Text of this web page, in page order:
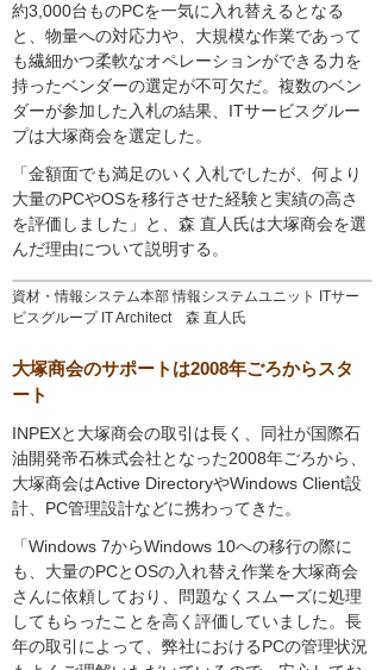
資材・情報システム本部 情報システムユニット ITサー
ビスグループ IT Architect 森 直人氏
約3,000台ものPCを一気に入れ替えるとなる
と、物量への対応力や、大規模な作業であって
も繊細かつ柔軟なオペレーションができる力を
持ったベンダーの選定が不可欠だ。複数のベン
ダーが参加した入札の結果、ITサービスグルー
プは大塚商会を選定した。
「金額面でも満足のいく入札でしたが、何より
大量のPCやOSを移行させた経験と実績の高さ
を評価しました」と、森 直人氏は大塚商会を選
んだ理由について説明する。
大塚商会のサポートは2008年ごろからスタ
ート
INPEXと大塚商会の取引は長く、同社が国際石
油開発帝石株式会社となった2008年ごろから、
大塚商会はActive DirectoryやWindows Client設
計、PC管理設計などに携わってきた。
「Windows 7からWindows 10への移行の際に
も、大量のPCとOSの入れ替え作業を大塚商会
さんに依頼しており、問題なくスムーズに処理
してもらったことを高く評価していました。長
年の取引によって、弊社におけるPCの管理状況